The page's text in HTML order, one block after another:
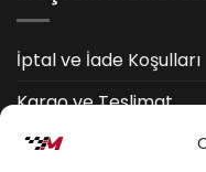
İptal ve İade Koşulları
Kargo ve Teslimat
Kişisel Verilerin